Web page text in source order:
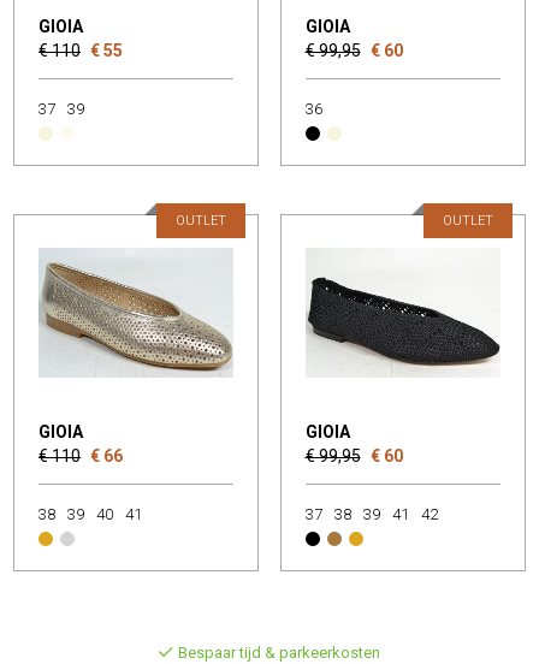
GIOIA
€ 110 € 55
37 39
GIOIA
€ 99,95 € 60
36
GIOIA
€ 110 € 66
OUTLET
38 39 40 41
GIOIA
€ 99,95 € 60
OUTLET
37 38 39 41 42
Bespaar tijd & parkeerkosten